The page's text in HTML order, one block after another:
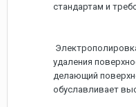
стандартам и
удаления
делающий
обуславливает